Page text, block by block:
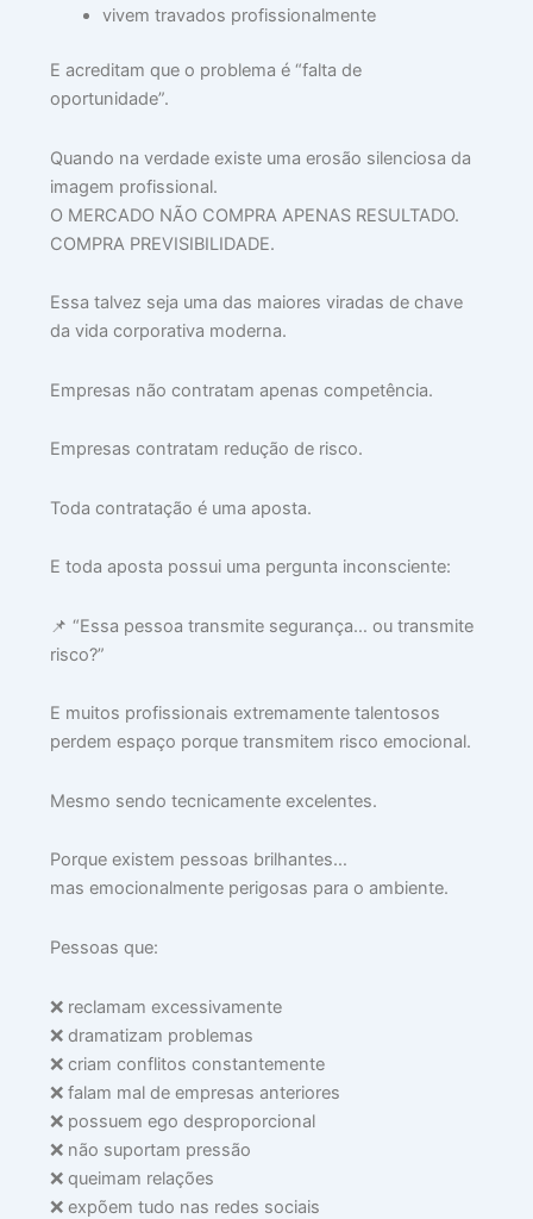
vivem travados profissionalmente
E acreditam que o problema é “falta de
oportunidade”.
Quando na verdade existe uma erosão silenciosa da
imagem profissional.
O MERCADO NÃO COMPRA APENAS RESULTADO.
COMPRA PREVISIBILIDADE.
Essa talvez seja uma das maiores viradas de chave
da vida corporativa moderna.
Empresas não contratam apenas competência.
Empresas contratam redução de risco.
Toda contratação é uma aposta.
E toda aposta possui uma pergunta inconsciente:
📌 “Essa pessoa transmite segurança… ou transmite
risco?”
E muitos profissionais extremamente talentosos
perdem espaço porque transmitem risco emocional.
Mesmo sendo tecnicamente excelentes.
Porque existem pessoas brilhantes…
mas emocionalmente perigosas para o ambiente.
Pessoas que:
❌ reclamam excessivamente
❌ dramatizam problemas
❌ criam conflitos constantemente
❌ falam mal de empresas anteriores
❌ possuem ego desproporcional
❌ não suportam pressão
❌ queimam relações
❌ expõem tudo nas redes sociais